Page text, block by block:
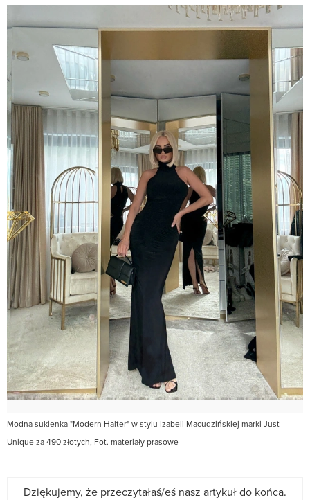
Modna sukienka "Modern Halter" w stylu Izabeli Macudzińskiej marki Just
Unique za 490 złotych, Fot. materiały prasowe
Dziękujemy, że przeczytałaś/eś nasz artykuł do końca.